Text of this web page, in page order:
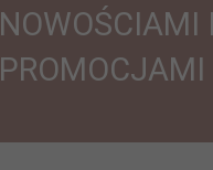
NOWOŚCIAMI I